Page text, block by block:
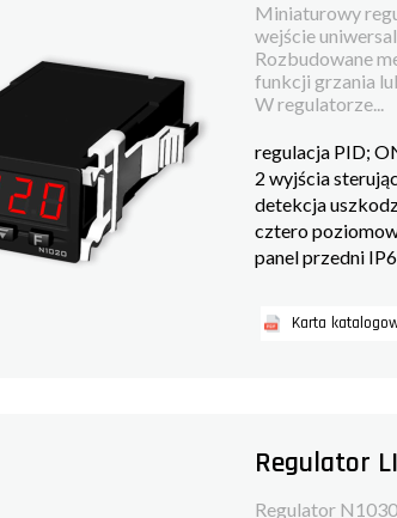
Miniaturowy
wejście
Rozbudowane
funkcji grzania
W regulatorze...
regulacja PID;
2 wyjścia
detekcja
cztero
panel przedni
Karta
Regulator
Regulator